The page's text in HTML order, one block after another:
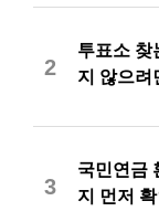
2
투표소 찾
지 않으려
3
국민연금
지 먼저